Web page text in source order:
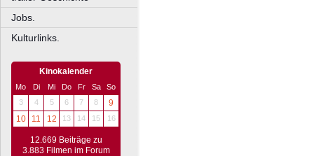
Jobs.
Kulturlinks.
Kinokalender
Mo Di Mi Do Fr Sa
So
3
4 5 6 7 8
9
10
11 12 13 14 15 16
12.669 Beiträge zu
3.883 Filmen im Forum